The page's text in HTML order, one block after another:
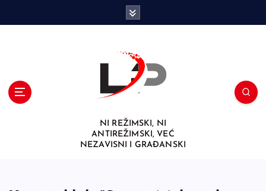
NI REŽIMSKI, NI
ANTIREŽIMSKI, VEĆ
NEZAVISNI I GRAĐANSKI